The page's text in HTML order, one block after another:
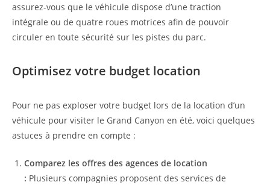
assurez-vous que le véhicule dispose d’une traction
intégrale ou de quatre roues motrices afin de pouvoir
circuler en toute sécurité sur les pistes du parc.
Optimisez votre budget location
Pour ne pas exploser votre budget lors de la location d’un
véhicule pour visiter le Grand Canyon en été, voici quelques
astuces à prendre en compte :
Comparez les offres des agences de location
: Plusieurs compagnies proposent des services de